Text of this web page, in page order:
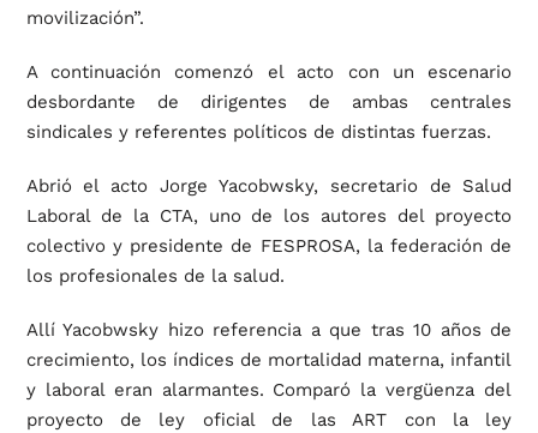
movilización”.
A continuación comenzó el acto con un escenario
desbordante de dirigentes de ambas centrales
sindicales y referentes políticos de distintas fuerzas.
Abrió el acto Jorge Yacobwsky, secretario de Salud
Laboral de la CTA, uno de los autores del proyecto
colectivo y presidente de FESPROSA, la federación de
los profesionales de la salud.
Allí Yacobwsky hizo referencia a que tras 10 años de
crecimiento, los índices de mortalidad materna, infantil
y laboral eran alarmantes. Comparó la vergüenza del
proyecto de ley oficial de las ART con la ley